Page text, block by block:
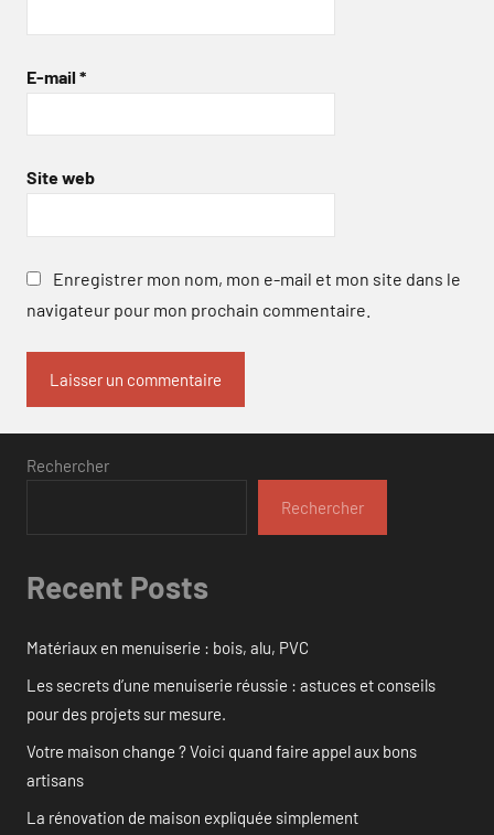
E-mail *
Site web
Enregistrer mon nom, mon e-mail et mon site dans le
navigateur pour mon prochain commentaire.
Rechercher
Rechercher
Recent Posts
Matériaux en menuiserie : bois, alu, PVC
Les secrets d’une menuiserie réussie : astuces et conseils
pour des projets sur mesure.
Votre maison change ? Voici quand faire appel aux bons
artisans
La rénovation de maison expliquée simplement